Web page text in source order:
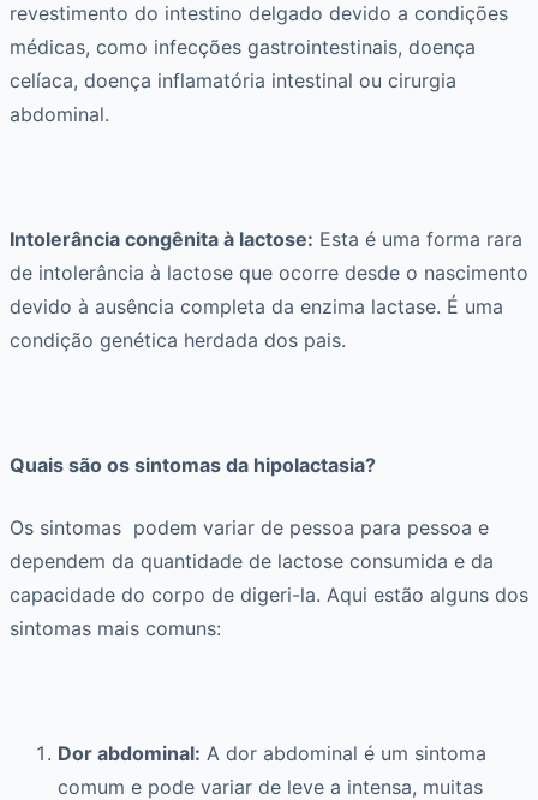
revestimento do intestino delgado devido a condições
médicas, como infecções gastrointestinais, doença
celíaca, doença inflamatória intestinal ou cirurgia
abdominal.
Intolerância congênita à lactose: Esta é uma forma rara
de intolerância à lactose que ocorre desde o nascimento
devido à ausência completa da enzima lactase. É uma
condição genética herdada dos pais.
Quais são os sintomas da hipolactasia?
Os sintomas podem variar de pessoa para pessoa e
dependem da quantidade de lactose consumida e da
capacidade do corpo de digeri-la. Aqui estão alguns dos
sintomas mais comuns:
Dor abdominal: A dor abdominal é um sintoma
comum e pode variar de leve a intensa, muitas